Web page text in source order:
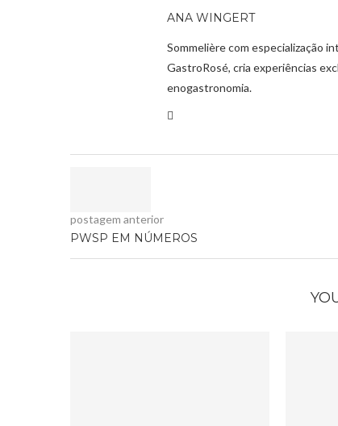
ANA WINGERT
Sommelière com especialização
GastroRosé, cria experiências
enogastronomia.
postagem anterior
PWSP EM NÚMEROS